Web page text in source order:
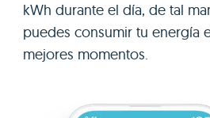
kWh durante el día, de tal
puedes consumir tu energía
mejores momentos.